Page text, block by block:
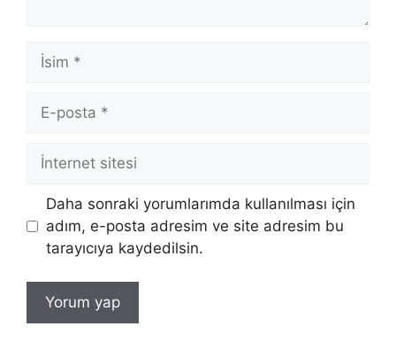
İsim
posta
İnternet
sitesi
Daha sonraki yorumlarımda kullanılması için
adım, e-posta adresim ve site adresim bu
tarayıcıya kaydedilsin.